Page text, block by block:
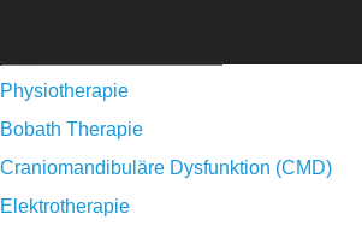
Physiotherapie
Bobath Therapie
Craniomandibuläre Dysfunktion (CMD)
Elektrotherapie